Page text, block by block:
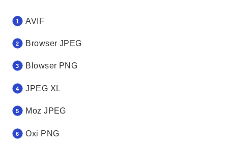
AVIF
Browser JPEG
Blowser PNG
JPEG XL
Moz JPEG
Oxi PNG